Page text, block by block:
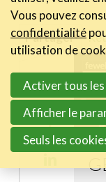
to
navigation
Jump
main
content
Partager
Share
on
Twitter
Share
on
Vous pouvez
confidentialité
utilisation de
Activer tous
Afficher le
Seuls les